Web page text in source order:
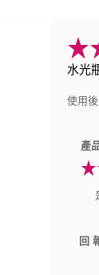
水光
使用
產
回